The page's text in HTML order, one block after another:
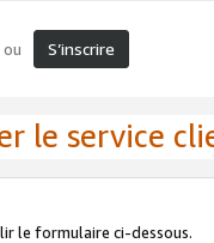
ou S’inscrire
le service
le formulaire ci-dessous.